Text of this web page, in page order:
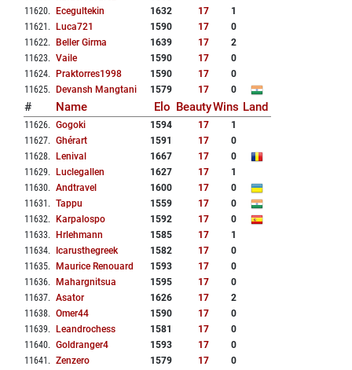
11620. Ecegultekin 1632 17
1
11621 . Luca721 1590 17
0
11622. Beller Girma 1639 17
2
11623. Vaile 1590 17
0
11624. Praktorres1998 1590 17
0
11625. Devansh Mangtani 1579 17 0
# Name Elo BeautyWins Land
11626. Gogoki 1594 17
1
11627. Ghérart 1591 17
0
11628. Lenival 1667 17
0
11629. Luclegallen 1627 17
1
11630. Andtravel 1600 17
0
11631 . Tappu 1559 17
0
11632. Karpalospo 1592 17
0
11633. Hrlehmann 1585 17
1
11634. Icarusthegreek 1582 17
0
11635. Maurice Renouard 1593 17
0
11636. Mahargnitsua 1595 17
0
11637. Asator 1626 17
2
11638. Omer44 1590 17
0
11639. Leandrochess 1581 17
0
11640. Goldranger4 1593 17
0
11641 . Zenzero 1579 17
0